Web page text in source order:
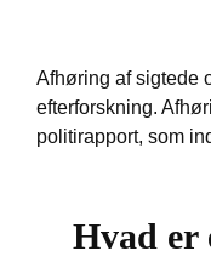
Afhøring af sigtede
efterforskning.
politirapport, som
Hvad er